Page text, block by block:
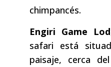
chimpancés.
Engiri Game
safari está
paisaje, cerca